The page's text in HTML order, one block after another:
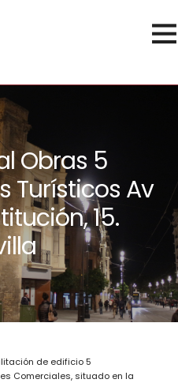
Obras 5
Turísticos Av
15.
de edificio 5
Comerciales, situado en la